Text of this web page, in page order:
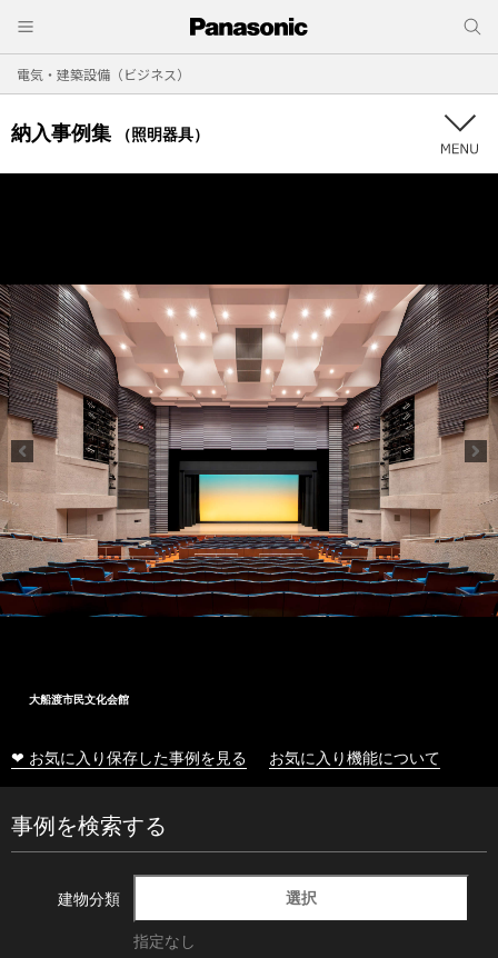
電気・建築設備（ビジネス）
納入事例集 （照明器具）
大船渡市民文化会館
❤ お気に入り保存した事例を見る お気に入り機能について
事例を検索する
建物分類 選択
指定なし